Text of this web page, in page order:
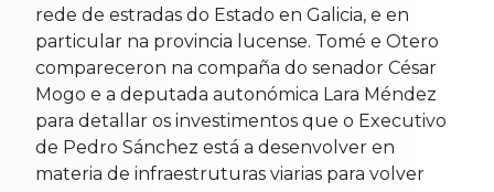
rede de estradas do Estado en Galicia, e en
particular na provincia lucense. Tomé e Otero
compareceron na compaña do senador César
Mogo e a deputada autonómica Lara Méndez
para detallar os investimentos que o Executivo
de Pedro Sánchez está a desenvolver en
materia de infraestruturas viarias para volver